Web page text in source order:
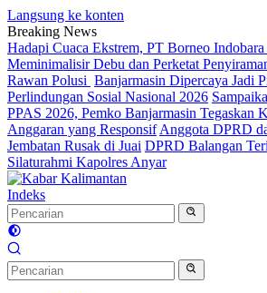
Langsung ke konten
Breaking News
Hadapi Cuaca Ekstrem, PT Borneo
Meminimalisir Debu dan Perketat
Rawan Polusi Banjarmasin Dipercaya Jadi
Perlindungan Sosial Nasional 2026
PPAS 2026, Pemko Banjarmasin Tegaskan
Anggaran yang Responsif Anggota DPRD
Jembatan Rusak di Juai DPRD Balangan
Silaturahmi Kapolres Anyar
Indeks